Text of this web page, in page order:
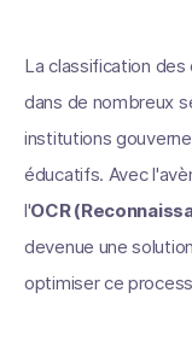
La classification
dans de nombreux
institutions
éducatifs. Avec
l'OCR
devenue une
optimiser ce